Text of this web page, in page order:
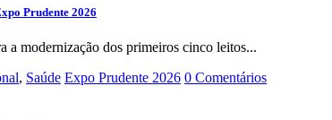
Prudente 2026
a modernização dos primeiros cinco leitos...
, Saúde Expo Prudente 2026 0 Comentários